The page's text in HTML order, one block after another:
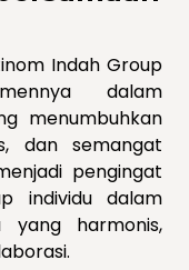
Indah Group
dalam
menumbuhkan
dan semangat
pengingat
individu dalam
yang harmonis,